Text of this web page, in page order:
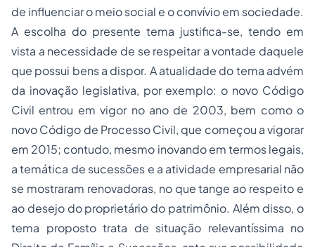
de influenciar o meio social e o convívio em sociedade.
A escolha do presente tema justifica-se, tendo em
vista a necessidade de se respeitar a vontade daquele
que possui bens a dispor. A atualidade do tema advém
da inovação legislativa, por exemplo: o novo Código
Civil entrou em vigor no ano de 2003, bem como o
novo Código de Processo Civil, que começou a vigorar
em 2015; contudo, mesmo inovando em termos legais,
a temática de sucessões e a atividade empresarial não
se mostraram renovadoras, no que tange ao respeito e
ao desejo do proprietário do patrimônio. Além disso, o
tema proposto trata de situação relevantíssima no